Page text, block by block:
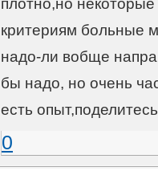
плотно,но
критериям больные
надо-ли вобще
бы надо, но очень
есть
0